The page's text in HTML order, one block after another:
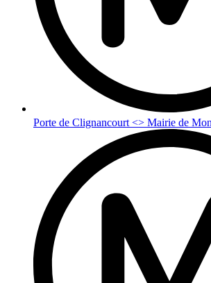
Porte de Clignancourt <> Mairie de